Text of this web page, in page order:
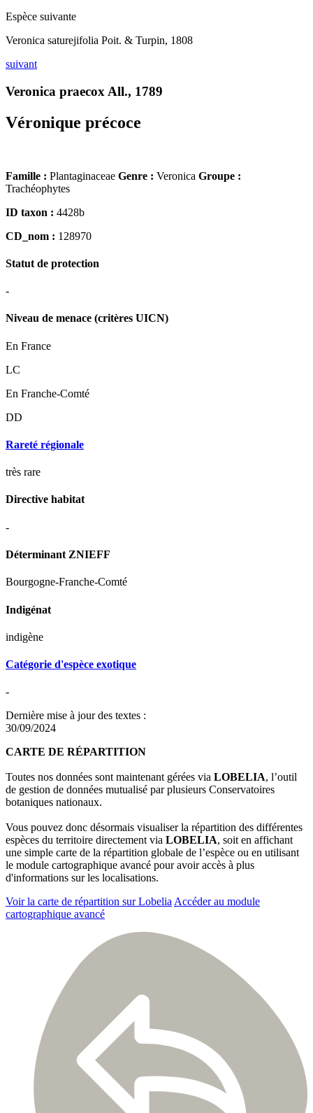
Espèce suivante
Veronica saturejifolia Poit. & Turpin, 1808
suivant
Veronica praecox All., 1789
Véronique précoce
Famille : Plantaginaceae Genre : Veronica Groupe :
Trachéophytes
ID taxon : 4428b
CD_nom : 128970
Statut de protection
-
Niveau de menace (critères UICN)
En France
LC
En Franche-Comté
DD
Rareté régionale
très rare
Directive habitat
-
Déterminant ZNIEFF
Bourgogne-Franche-Comté
Indigénat
indigène
Catégorie d'espèce exotique
-
Dernière mise à jour des textes :
30/09/2024
CARTE DE RÉPARTITION
Toutes nos données sont maintenant gérées via LOBELIA, l’outil
de gestion de données mutualisé par plusieurs Conservatoires
botaniques nationaux.
Vous pouvez donc désormais visualiser la répartition des différentes
espèces du territoire directement via LOBELIA, soit en affichant
une simple carte de la répartition globale de l’espèce ou en utilisant
le module cartographique avancé pour avoir accès à plus
d'informations sur les localisations.
Voir la carte de répartition sur Lobelia Accéder au module
cartographique avancé